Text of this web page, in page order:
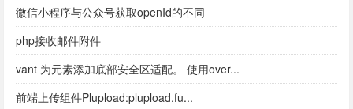
微信小程序与公众号获取openId的不同
php接收邮件附件
vant 为元素添加底部安全区适配。 使用over...
前端上传组件Plupload:plupload.fu...